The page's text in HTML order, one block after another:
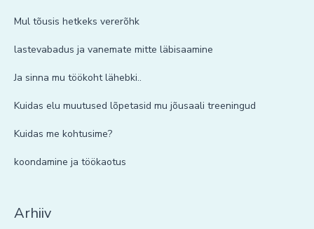
Mul tõusis hetkeks vererõhk
lastevabadus ja vanemate mitte läbisaamine
Ja sinna mu töökoht lähebki..
Kuidas elu muutused lõpetasid mu jõusaali treeningud
Kuidas me kohtusime?
koondamine ja töökaotus
Arhiiv